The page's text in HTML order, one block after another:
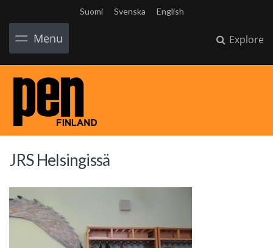
Suomi Svenska English
Menu Explore
JRS Helsingissä